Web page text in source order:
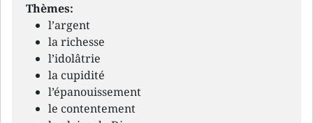
Thèmes:
l’argent
la richesse
l’idolâtrie
la cupidité
l’épanouissement
le contentement